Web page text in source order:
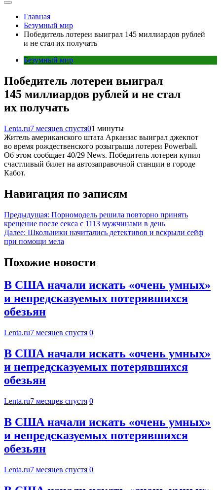
Главная
Безумный мир
Победитель лотереи выиграл 145 миллиардов рублей
и не стал их получать
Безумный мир
Победитель лотереи выиграл
145 миллиардов рублей и не стал
их получать
Lenta.ru7 месяцев спустя01 минуты
Житель американского штата Арканзас выиграл джекпот
во время рождественского розыгрыша лотереи Powerball.
Об этом сообщает 40/29 News. Победитель лотереи купил
счастливый билет на автозаправочной станции в городе
Кабот.
Навигация по записям
Предыдущая: Порномодель решила повторно принять
крещение после секса с 1113 мужчинами в день
Далее: Школьники начитались детективов и вскрыли сейф
при помощи мела
Похожие новости
В США начали искать «очень умных»
и непредсказуемых потерявшихся
обезьян
Lenta.ru7 месяцев спустя 0
В США начали искать «очень умных»
и непредсказуемых потерявшихся
обезьян
Lenta.ru7 месяцев спустя 0
В США начали искать «очень умных»
и непредсказуемых потерявшихся
обезьян
Lenta.ru7 месяцев спустя 0